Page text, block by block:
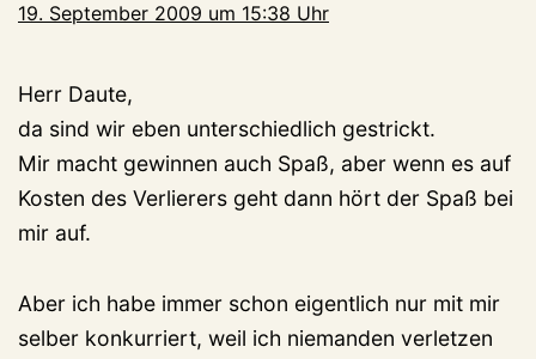
19. September 2009 um 15:38 Uhr
Herr Daute,
da sind wir eben unterschiedlich gestrickt.
Mir macht gewinnen auch Spaß, aber wenn es auf
Kosten des Verlierers geht dann hört der Spaß bei
mir auf.
Aber ich habe immer schon eigentlich nur mit mir
selber konkurriert, weil ich niemanden verletzen